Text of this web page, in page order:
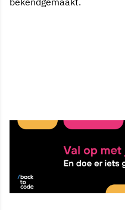
23 okt 2007, 09:45
Delen